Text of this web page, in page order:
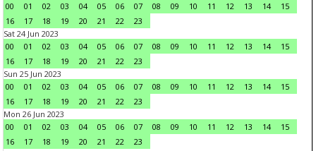
00
01 02 03 04 05 06 07 08 09 10 11 12 13 14
15
16
17 18 19 20 21 22
23
Sat 24 Jun 2023
00
01 02 03 04 05 06 07 08 09 10 11 12 13 14
15
16
17 18 19 20 21 22
23
Sun 25 Jun 2023
00
01 02 03 04 05 06 07 08 09 10 11 12 13 14
15
16
17 18 19 20 21 22
23
Mon 26 Jun 2023
00
01 02 03 04 05 06 07 08 09 10 11 12 13 14
15
16
17 18 19 20 21 22
23